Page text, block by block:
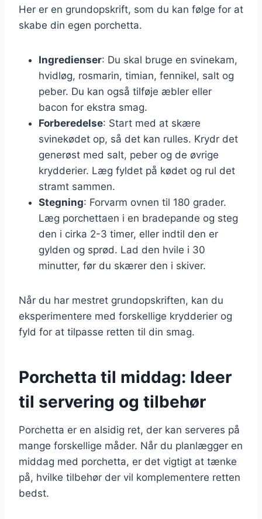
Her er en grundopskrift, som du kan følge for at
skabe din egen porchetta.
Ingredienser: Du skal bruge en svinekam,
hvidløg, rosmarin, timian, fennikel, salt og
peber. Du kan også tilføje æbler eller
bacon for ekstra smag.
Forberedelse: Start med at skære
svinekødet op, så det kan rulles. Krydr det
generøst med salt, peber og de øvrige
krydderier. Læg fyldet på kødet og rul det
stramt sammen.
Stegning: Forvarm ovnen til 180 grader.
Læg porchettaen i en bradepande og steg
den i cirka 2-3 timer, eller indtil den er
gylden og sprød. Lad den hvile i 30
minutter, før du skærer den i skiver.
Når du har mestret grundopskriften, kan du
eksperimentere med forskellige krydderier og
fyld for at tilpasse retten til din smag.
Porchetta til middag: Ideer
til servering og tilbehør
Porchetta er en alsidig ret, der kan serveres på
mange forskellige måder. Når du planlægger en
middag med porchetta, er det vigtigt at tænke
på, hvilke tilbehør der vil komplementere retten
bedst.